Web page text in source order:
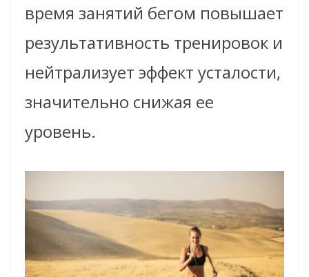
время занятий бегом повышает
результативность тренировок и
нейтрализует эффект усталости,
значительно снижая ее
уровень.